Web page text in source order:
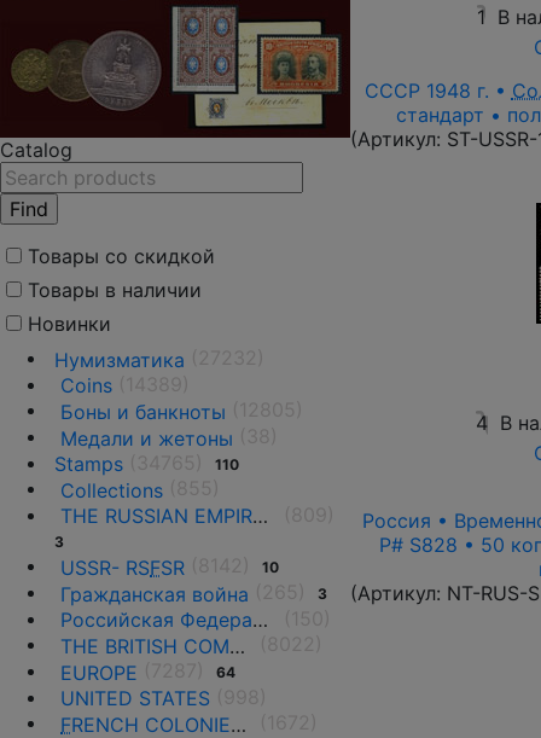
Catalog
Товары со скидкой
Товары в наличии
Новинки
Нумизматика
Coins
Боны и банкноты
Медали и жетоны
Stamps
110
Collections
THE RUSSIAN EMPIRE UNTIL 1917.
3
USSR- RSFSR 10
Гражданская война 3
Российская Федерация(1992 г.-н.д.)
THE BRITISH COMMONWEALTH
EUROPE
64
UNITED STATES
FRENCH COLONIES AND THE TERRITORIES
1 В
СССР 1948 г. •
стандарт •
(Артикул: ST-
4 В
Россия •
P# S828 • 50
(Артикул: NT-RUS-